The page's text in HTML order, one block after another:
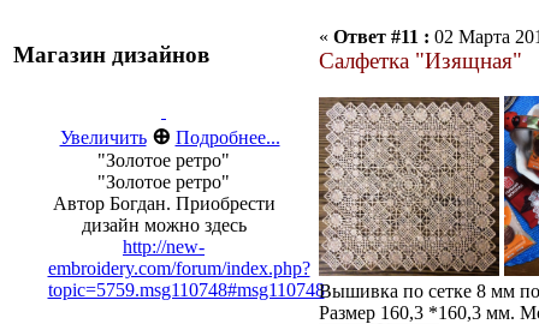
Магазин дизайнов
Увеличить ⊕ Подробнее...
"Золотое ретро"
"Золотое ретро"
Автор Богдан. Приобрести
дизайн можно здесь
http://new-
embroidery.com/forum/index.php?
topic=5759.msg110748#msg110748
« Ответ #11 : 02 Марта
Салфетка "Изящная"
Вышивка по сетке 8 мм
Размер 160,3 *160,3 мм.